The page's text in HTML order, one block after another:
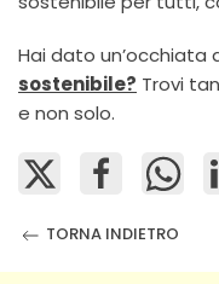
Hai dato un’occhiata
sostenibile? Trovi
e non solo.
TORNA INDIETRO